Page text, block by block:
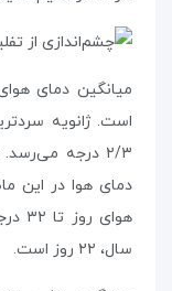
است. ژانویه
۲/۳ درجه
سال، ۲۲ روز است.